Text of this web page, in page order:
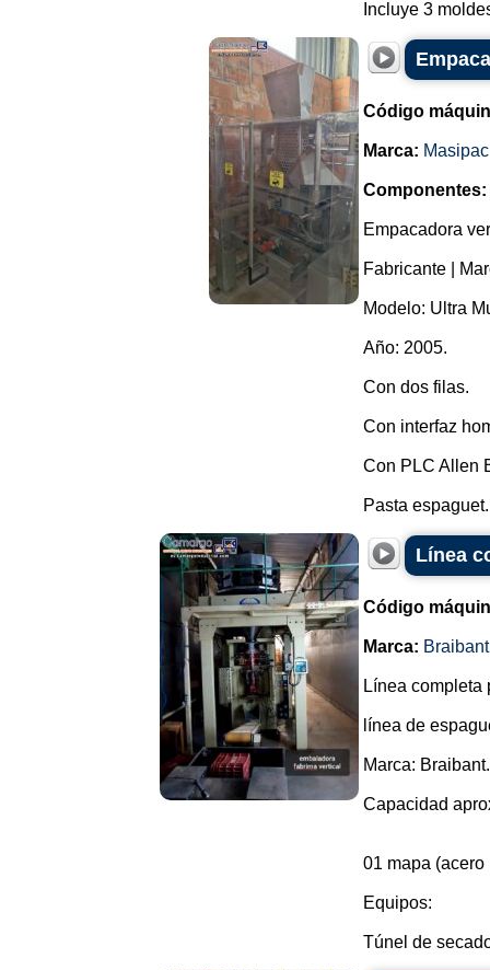
Incluye 3
Código
Marca:
Componentes:
Empacadora
Fabricante |
Modelo: Ultra
Año: 2005.
Con dos filas.
Con interfaz
Con PLC Allen
Pasta
Línea
Código
Marca:
Línea completa
línea de
Marca: Braibant.
Capacidad
01 mapa
Equipos:
Túnel de